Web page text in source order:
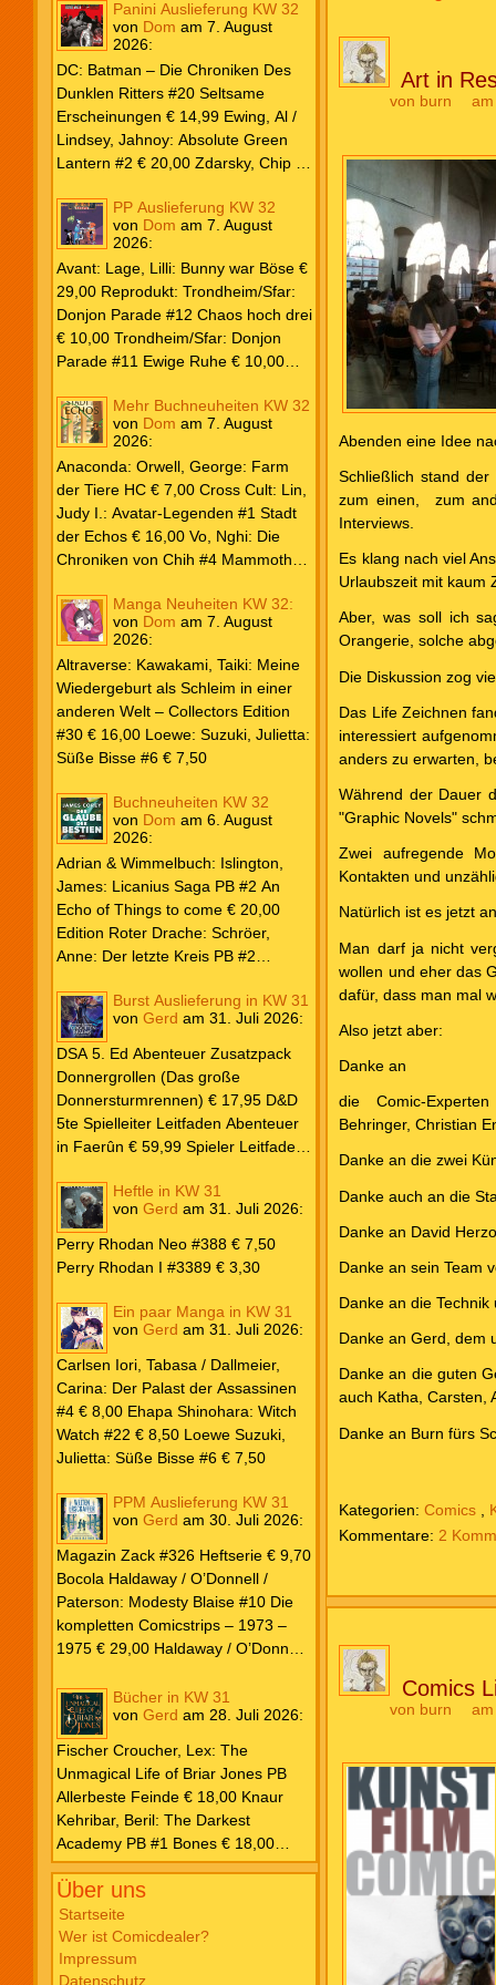
Panini Auslieferung KW 32
von Dom am 7. August
2026:
DC: Batman – Die Chroniken Des
Dunklen Ritters #20 Seltsame
Erscheinungen € 14,99 Ewing, Al /
Lindsey, Jahnoy: Absolute Green
Lantern #2 € 20,00 Zdarsky, Chip /
Paperback #4 € 35,00 Watters, Dan;
Soy, Dexter: Nightwing 2024 #7 €
Rafa: Absolute Superman #5 € 9,99
Marvel: Marvel Origins Collection
HC #74 Daredevil 7 € 14,99 Ewing,
Al / Gomez, Carlos: Venom (2025)
#3 € 20,00 Andrews, Kaare /
Guggenheim, Marc: Spider-Man &
Wolverine #3 € 9,99 North, Ryan /
Carratu, Vincenzo: Hulk macht alles
kaputt! € 16,00 Ewing, Al / Walker,
Kevin / Various: Marvel – Schwarz
Weiß & Blut #8 … und Gedärme €
26,00 Buscema, Sal / Dematteis, J.
M.: Spektakuläre Spider-Man – Die
#31 € 5,99 Spider-Man 2025 #9
Angriff der Aliens € 7,99
PP Auslieferung KW 32
von Dom am 7. August
2026:
Avant: Lage, Lilli: Bunny war Böse €
29,00 Reprodukt: Trondheim/Sfar:
Donjon Parade #12 Chaos hoch drei
€ 10,00 Trondheim/Sfar: Donjon
Parade #11 Ewige Ruhe € 10,00
Neuedition € 35,00 Zauberstern
Comics: Ben’s Bande #4 Aug 2026
Mehr Buchneuheiten KW 32
von Dom am 7. August
2026:
Anaconda: Orwell, George: Farm
der Tiere HC € 7,00 Cross Cult: Lin,
Judy I.: Avatar-Legenden #1 Stadt
der Echos € 16,00 Vo, Nghi: Die
Chroniken von Chih #4 Mammoths
Drache: Schröer, Anne: Der letzte
Kreis PB #2 Erwachen € 18,00
Dragonblood Academy HC #2 …to
kill a Monster € 25,00 Heyne: Bähr,
Emily: Tainted Vows – Gods of New
Olympia PB € 17,00 Kim, Sophie:
Fate’s Thread-Reihe PB #2 Der Gott
und der Geist € 17,00 Vonnegut,
Kurt: Katzenwiege PB € 17,00
Corey, James: The Captive’s War
HC #2 Der Glaube der Bestien €
24,00 Piper: Yang, Neon: Die letzte
Tochter der Drachen PB € 18,00
Manga Neuheiten KW 32:
von Dom am 7. August
2026:
Altraverse: Kawakami, Taiki: Meine
Wiedergeburt als Schleim in einer
anderen Welt – Collectors Edition
#30 € 16,00 Loewe: Suzuki, Julietta:
Süße Bisse #6 € 7,50
Buchneuheiten KW 32
von Dom am 6. August
2026:
Adrian & Wimmelbuch: Islington,
James: Licanius Saga PB #2 An
Echo of Things to come € 20,00
Edition Roter Drache: Schröer,
Anne: Der letzte Kreis PB #2
Frank: Der Pandora-Zyklus PB #1
Die Reise nach Pandora € 16,00
Corey, James: The Captive’s War
HC #2 Der Glaube der Bestien €
24,00 Loewe: Suzuki, Julietta: Süße
Bisse #6 € 7,50
Burst Auslieferung in KW 31
von Gerd am 31. Juli 2026:
DSA 5. Ed Abenteuer Zusatzpack
Donnergrollen (Das große
Donnersturmrennen) € 17,95 D&D
5te Spielleiter Leitfaden Abenteuer
in Faerûn € 59,99 Spieler Leitfaden
Heftle in KW 31
von Gerd am 31. Juli 2026:
Perry Rhodan Neo #388 € 7,50
Perry Rhodan I #3389 € 3,30
Ein paar Manga in KW 31
von Gerd am 31. Juli 2026:
Carlsen Iori, Tabasa / Dallmeier,
Carina: Der Palast der Assassinen
#4 € 8,00 Ehapa Shinohara: Witch
Watch #22 € 8,50 Loewe Suzuki,
Julietta: Süße Bisse #6 € 7,50
PPM Auslieferung KW 31
von Gerd am 30. Juli 2026:
Magazin Zack #326 Heftserie € 9,70
Bocola Haldaway / O’Donnell /
Paterson: Modesty Blaise #10 Die
kompletten Comicstrips – 1973 –
1975 € 29,00 Haldaway / O’Donnell
kompletten Comicstrips – 1972 –
1973 € 29,00 Knesebeck Hendrix,
John: Die Weltenerschaffer Die
fantastische Freundschaft von C.S.
Lewis & J.R.R. Tolkien € 30,00
Weissblech Luba Wolfsschwanz #22
€ 4,90 Horror Schocker #81 € 4,90
Bücher in KW 31
von Gerd am 28. Juli 2026:
Fischer Croucher, Lex: The
Unmagical Life of Briar Jones PB
Allerbeste Feinde € 18,00 Knaur
Kehribar, Beril: The Darkest
Academy PB #1 Bones € 18,00
Lübbe Odette, Tessonja: Fair Isle
Trilogie PB #3 To Spark a Fae War €
18,00 Bramble Hardcover Priest: Lie
Huo Jiao Chou HC #1 Drowning
Sorrows in Raging Fire € 25,00
Über uns
Startseite
Wer ist Comicdealer?
Impressum
Datenschutz
Beiträge
Art in
von burn
Abenden eine Idee
Schließlich stand
zum einen, zum
Interviews.
Es klang nach viel
Urlaubszeit mit kaum
Aber, was soll ich
Orangerie, solche
Die Diskussion zog
Das Life Zeichnen
interessiert
anders zu erwarten,
Während der Dauer
"Graphic Novels"
Zwei aufregende
Kontakten und
Natürlich ist es jetzt
Man darf ja nicht
wollen und eher das
dafür, dass man mal
Also jetzt aber:
Danke an
die Comic-
Behringer, Christian
Danke an die zwei
Danke auch an die
Danke an David
Danke an sein Team
Danke an die
Danke an Gerd, dem
Danke an die guten
auch Katha, Carsten,
Danke an Burn fürs
Kategorien:Comics
2
Comics
von burn